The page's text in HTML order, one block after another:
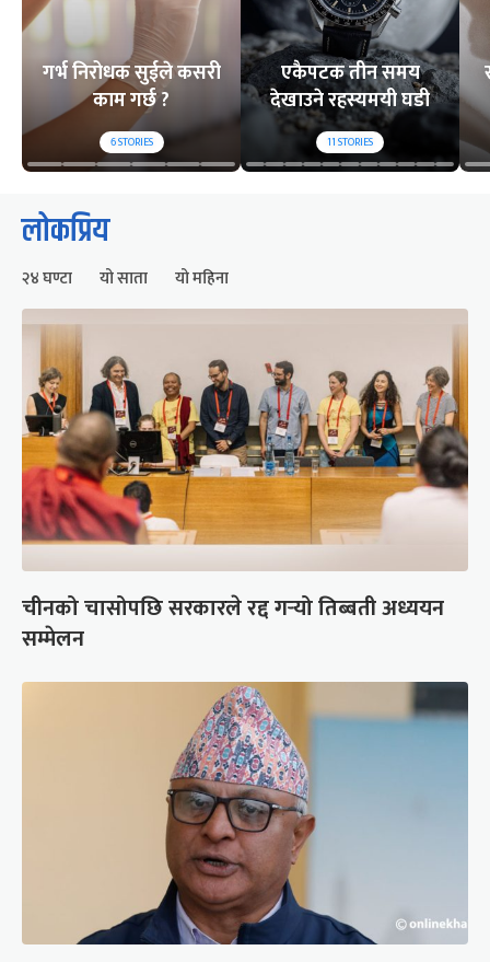
गर्भ निरोधक सुईले कसरी
काम गर्छ ?
6STORIES
एकैपटक तीन समय
देखाउने रहस्यमयी घडी
11STORIES
लोकप्रिय
२४ घण्टा यो साता यो महिना
चीनको चासोपछि सरकारले रद्द गर्‍यो तिब्बती अध्ययन
सम्मेलन